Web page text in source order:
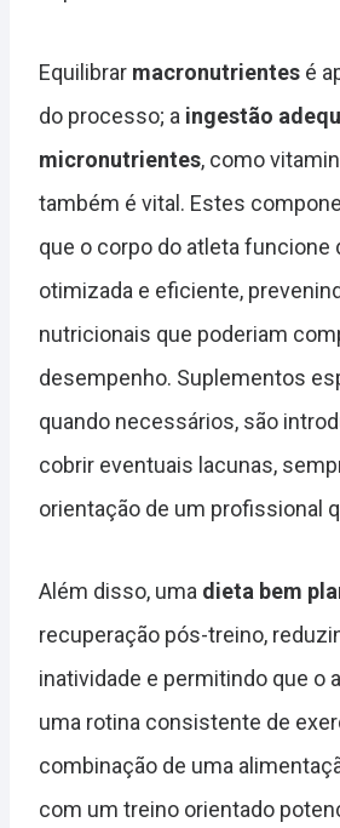
Equilibrar macronutrientes é
do processo; a ingestão
micronutrientes, como
também é vital. Estes
que o corpo do atleta funcione
otimizada e eficiente,
nutricionais que poderiam
desempenho. Suplementos
quando necessários, são
cobrir eventuais lacunas,
orientação de um profissional
Além disso, uma dieta bem
recuperação pós-treino,
inatividade e permitindo que o
uma rotina consistente de
combinação de uma
com um treino orientado